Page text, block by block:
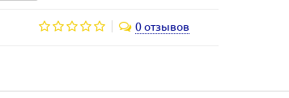
0 отзывов